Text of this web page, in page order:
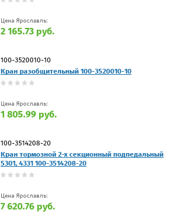
Цена Ярославль:
2 165.73 руб.
100-3520010-10
Кран разобщительный 100-3520010-10
Цена Ярославль:
1 805.99 руб.
100-3514208-20
Кран тормозной 2-х секционный подпедальный
5301, 4331 100-3514208-20
Цена Ярославль:
7 620.76 руб.